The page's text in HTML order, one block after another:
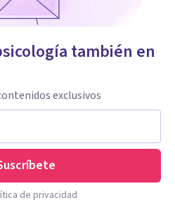
también en
exclusivos
de privacidad